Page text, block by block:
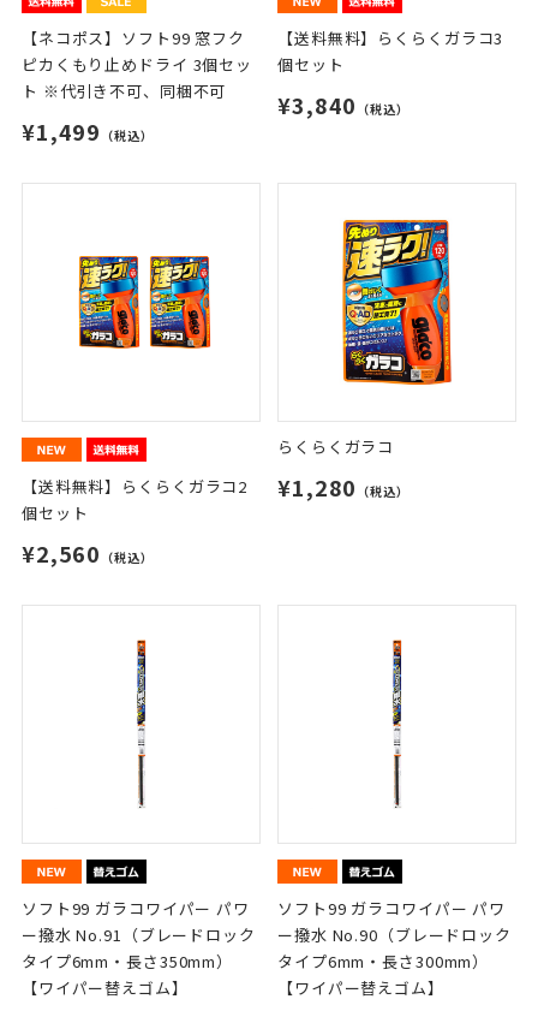
【ネコポス】ソフト99 窓フク
ピカくもり止めドライ 3個セッ
ト ※代引き不可、同梱不可
¥1,499 （税込）
【送料無料】らくらくガラコ3
個セット
¥3,840 （税込）
【送料無料】らくらくガラコ2
個セット
¥2,560 （税込）
らくらくガラコ
¥1,280 （税込）
ソフト99 ガラコワイパー パワ
ー撥水 No.91（ブレードロック
タイプ6mm・長さ350mm）
【ワイパー替えゴム】
ソフト99 ガラコワイパー パワ
ー撥水 No.90（ブレードロック
タイプ6mm・長さ300mm）
【ワイパー替えゴム】